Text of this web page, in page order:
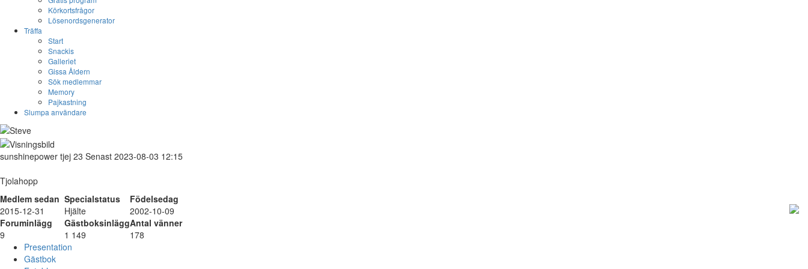
Körkortsfrågor
Lösenordsgenerator
Träffa
Start
Snackis
Galleriet
Gissa Åldern
Sök medlemmar
Memory
Pajkastning
Slumpa användare
sunshinepower tjej 23 Senast 2023-08-03 12:15
Tjolahopp
Medlem sedan Specialstatus
Födelsedag
2015-12-31
Hjälte
2002-10-09
Foruminlägg
GästboksinläggAntal vänner
9
1 149
178
Presentation
Gästbok